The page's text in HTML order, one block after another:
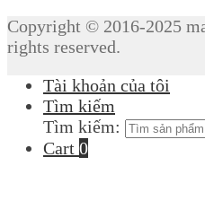
Copyright © 2016-2025
rights reserved.
Tài khoản của tôi
Tìm kiếm
Tìm kiếm:
Cart 0